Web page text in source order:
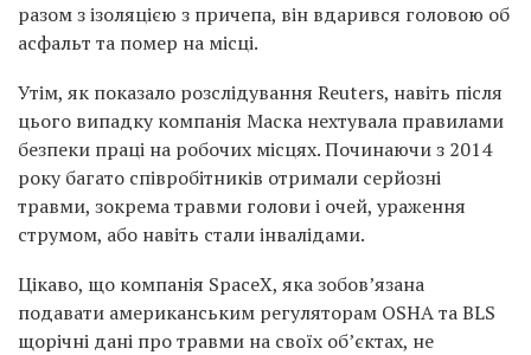
разом з ізоляцією з причепа, він вдарився головою об
асфальт та помер на місці.
Утім, як показало розслідування Reuters, навіть після
цього випадку компанія Маска нехтувала правилами
безпеки праці на робочих місцях. Починаючи з 2014
року багато співробітників отримали серйозні
травми, зокрема травми голови і очей, ураження
струмом, або навіть стали інвалідами.
Цікаво, що компанія SpaceX, яка зобовʼязана
подавати американським регуляторам OSHA та BLS
щорічні дані про травми на своїх обʼєктах, не